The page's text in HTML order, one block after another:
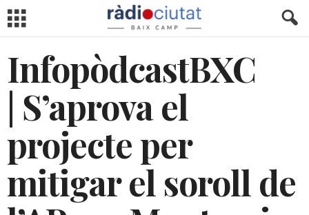
InfopòdcastBXC
| S’aprova el
projecte per
mitigar el soroll de